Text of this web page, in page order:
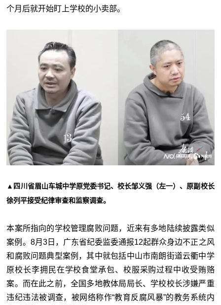
个月后就开始盯上学校的小卖部。
▲四川省眉山车城中学原党委书记、校长邹义强（左一）、原副校长
徐列平接受纪律审查和监察调查。
本案所指向的学校管理腐败问题，近来有多地陆续披露类似
案例。8月3日，广东省纪委监委通报12起群众身边不正之风
和腐败问题典型案例，其中就包括中山市南朗街道云衢中学
原校长李拥民在学校食堂承包、校服采购过程中收受贿赂
案。而在此之前，全国多地教体局局长、学校校长涉嫌严重
违纪违法被调查，被网络称作“教育反腐风暴”的教务系统内